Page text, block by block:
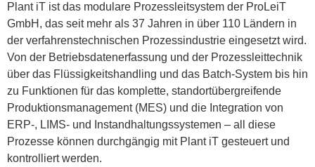
Plant iT ist das modulare Prozessleitsystem der ProLeiT
GmbH, das seit mehr als 37 Jahren in über 110 Ländern in
der verfahrenstechnischen Prozessindustrie eingesetzt wird.
Von der Betriebsdatenerfassung und der Prozessleittechnik
über das Flüssigkeitshandling und das Batch-System bis hin
zu Funktionen für das komplette, standortübergreifende
Produktionsmanagement (MES) und die Integration von
ERP-, LIMS- und Instandhaltungssystemen – all diese
Prozesse können durchgängig mit Plant iT gesteuert und
kontrolliert werden.